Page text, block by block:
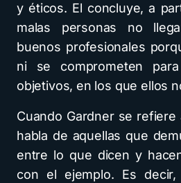
y éticos. El concluye, a
malas personas no
buenos profesionales
ni se comprometen
objetivos, en los que ellos
Cuando Gardner se
habla de aquellas que
entre lo que dicen y
con el ejemplo. Es